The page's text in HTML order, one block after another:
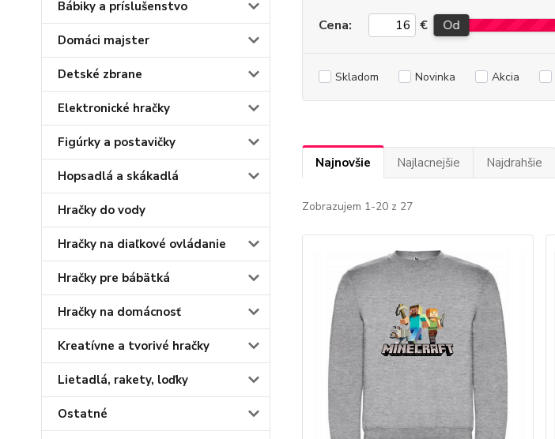
Bábiky a príslušenstvo
Domáci majster
Detské zbrane
Elektronické hračky
Figúrky a postavičky
Hopsadlá a skákadlá
Hračky do vody
Hračky na diaľkové ovládanie
Hračky pre bábätká
Hračky na domácnosť
Kreatívne a tvorivé hračky
Lietadlá, rakety, loďky
Ostatné
Cena: € Od
Skladom Novinka Akcia
Najnovšie Najlacnejšie Najdrahšie
Zobrazujem 1-20 z 27